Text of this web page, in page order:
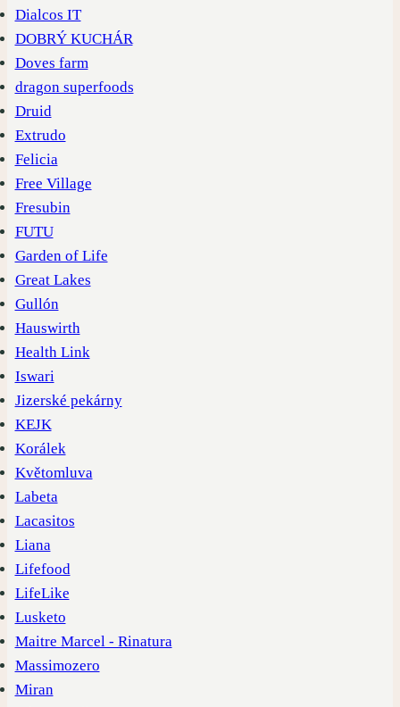
Dialcos IT
DOBRÝ KUCHÁR
Doves farm
dragon superfoods
Druid
Extrudo
Felicia
Free Village
Fresubin
FUTU
Garden of Life
Great Lakes
Gullón
Hauswirth
Health Link
Iswari
Jizerské pekárny
KEJK
Korálek
Květomluva
Labeta
Lacasitos
Liana
Lifefood
LifeLike
Lusketo
Maitre Marcel - Rinatura
Massimozero
Miran